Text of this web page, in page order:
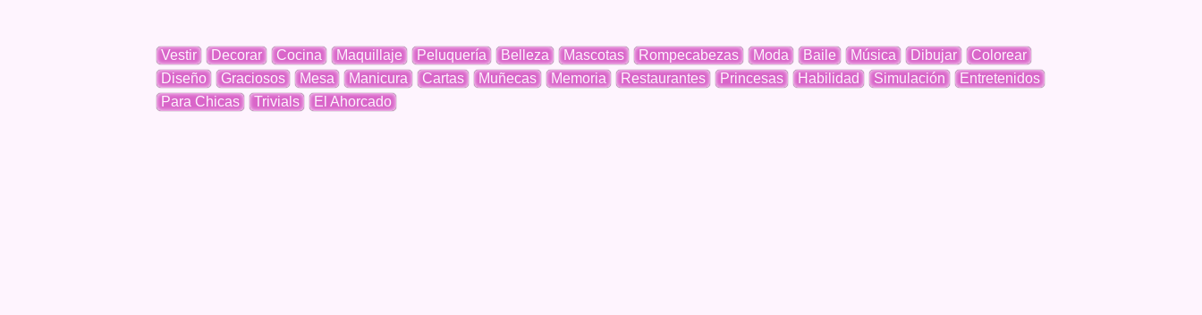
Vestir Decorar Cocina Maquillaje Peluquería Belleza Mascotas Rompecabezas Moda Baile Música Dibujar
Colorear
Diseño
Graciosos Mesa Manicura Cartas Muñecas Memoria Restaurantes Princesas Habilidad Simulación
Entretenidos
Para Chicas
Trivials El Ahorcado